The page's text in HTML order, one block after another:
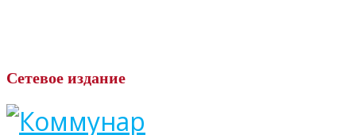
Сетевое издание